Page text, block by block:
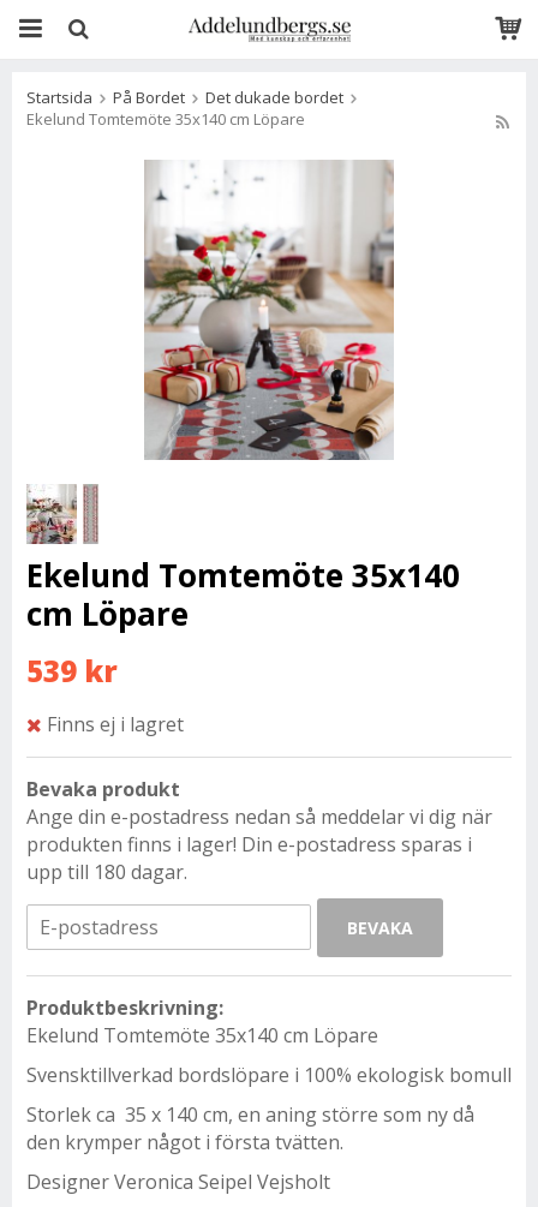
Startsida På Bordet
Det dukade bordet
Ekelund Tomtemöte 35x140 cm Löpare
Ekelund Tomtemöte 35x140
cm Löpare
539 kr
Finns ej i lagret
Bevaka produkt
Ange din e-postadress nedan så meddelar vi dig när
produkten finns i lager! Din e-postadress sparas i
upp till 180 dagar.
BEVAKA
Produktbeskrivning:
Ekelund Tomtemöte 35x140 cm Löpare
Svensktillverkad bordslöpare i 100% ekologisk bomull
Storlek ca 35 x 140 cm, en aning större som ny då
den krymper något i första tvätten.
Designer Veronica Seipel Vejsholt